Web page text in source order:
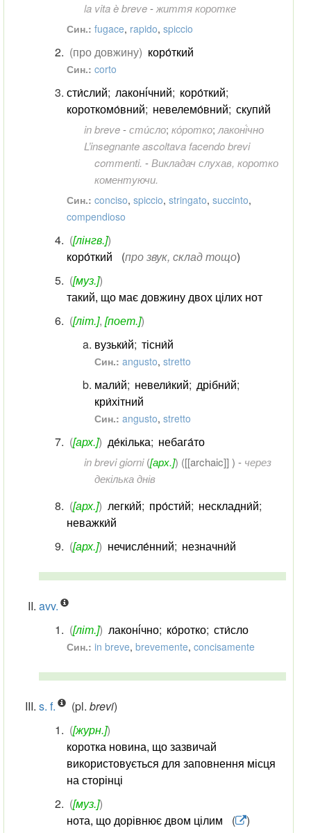
la vita è breve-життя коротке
Син.: fugace, rapido, spiccio
(про довжину) коро́ткий
Син.: corto
сти́слий; лаконі́чний; коро́ткий;
короткомо́вний; невелемо́вний; скупи́й
in breve-сти́сло; ко́ротко; лаконі́чно
L’insegnante ascoltava facendo brevi
commenti. -Викладач слухав, коротко
коментуючи.
Син.: conciso, spiccio, stringato, succinto,
compendioso
([лінгв.])
коро́ткий
(про звук, склад тощо)
([муз.])
такий, що має довжину двох цілих нот
([літ.], [поет.])
вузьки́й; тісни́й
Син.: angusto, stretto
мали́й; невели́кий; дрібни́й;
кри́хітний
Син.: angusto, stretto
([арх.]) де́кілька; небага́то
in brevi giorni([арх.]) ([[archaic]] ) - через
декілька днів
([арх.]) легки́й; про́сти́й; нескладни́й;
неважки́й
([арх.]) нечисле́нний; незначни́й
avv.
([літ.]) лаконі́чно; ко́ротко; сти́сло
Син.: in breve, brevemente, concisamente
s. f. (pl. brevi)
([журн.])
коротка новина, що зазвичай
використовується для заповнення місця
на сторінці
([муз.])
нота, що дорівнює двом цілим
( )